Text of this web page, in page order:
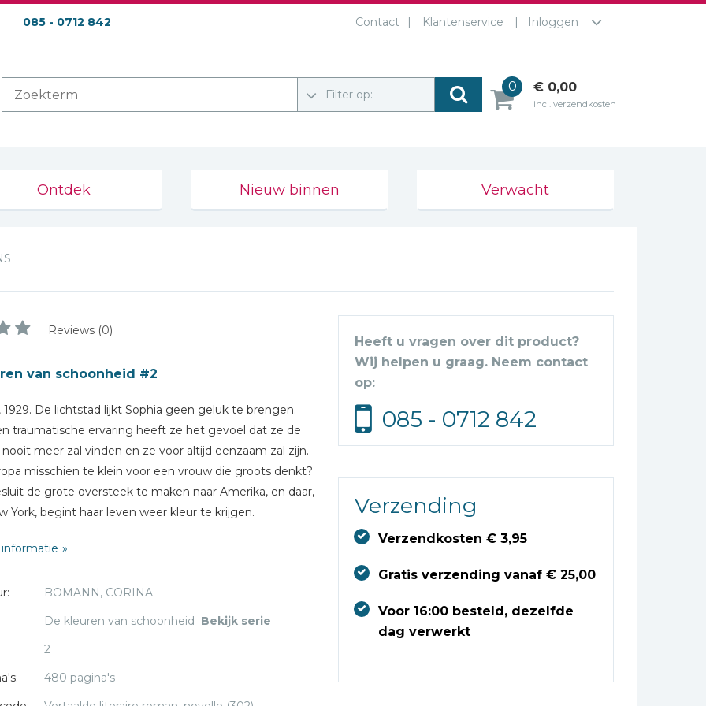
085 - 0712 842 Contact Klantenservice Inloggen
Filter op:
0 € 0,00
incl. verzendkosten
Ontdek Nieuw binnen Verwacht
Reviews (0)
van schoonheid #2
1929. De lichtstad lijkt Sophia geen geluk te brengen.
traumatische ervaring heeft ze het gevoel dat ze de
nooit meer zal vinden en ze voor altijd eenzaam zal zijn.
misschien te klein voor een vrouw die groots denkt?
de grote oversteek te maken naar Amerika, en daar,
York, begint haar leven weer kleur te krijgen.
aanbod van de befaamde Elizabeth Arden geeft
Maar een genadeloze concurrentiestrijd tussen haar
nieuwe werkgever dreigt roet in het eten te gooien.
BOMANN, CORINA
De kleuren van schoonheid Bekijk serie
2
480 pagina's
Heeft u vragen over dit product?
Wij helpen u graag. Neem contact
op:
085 - 0712 842
Verzending
Verzendkosten € 3,95
Gratis verzending vanaf € 25,00
Voor 16:00 besteld, dezelfde
dag verwerkt